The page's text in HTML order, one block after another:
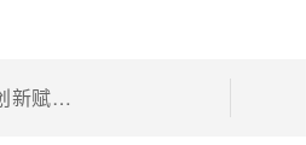
中国信通院信息化与工业化融合研究所刘默：人工智能技术创新赋能制造业智能化迈入新阶段